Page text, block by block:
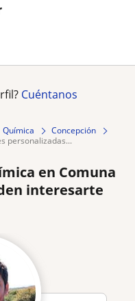
Cuéntanos
Química
Concepción
personalizadas...
en Comuna
interesarte